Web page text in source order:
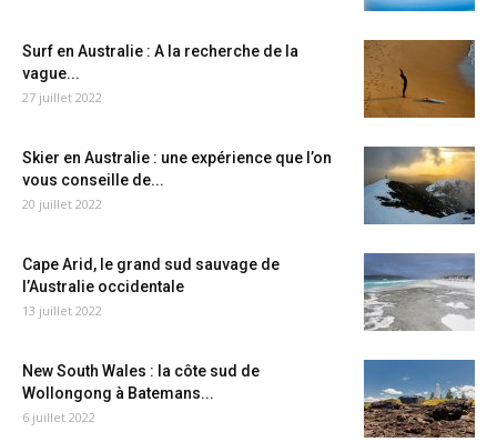
Surf en Australie : A la recherche de la
vague...
27 juillet 2022
Skier en Australie : une expérience que l’on
vous conseille de...
20 juillet 2022
Cape Arid, le grand sud sauvage de
l’Australie occidentale
13 juillet 2022
New South Wales : la côte sud de
Wollongong à Batemans...
6 juillet 2022